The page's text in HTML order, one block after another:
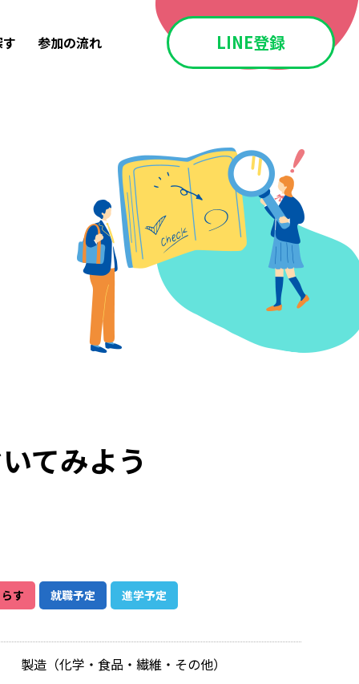
参加の流れ LINE登録
てみよう
す 就職予定 進学予定
製造（化学・食品・繊維・その他）